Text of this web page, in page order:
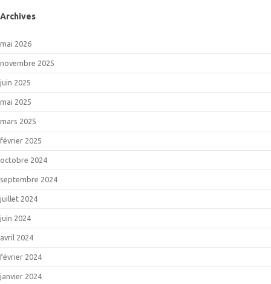
Archives
mai 2026
novembre 2025
juin 2025
mai 2025
mars 2025
février 2025
octobre 2024
septembre 2024
juillet 2024
juin 2024
avril 2024
février 2024
janvier 2024